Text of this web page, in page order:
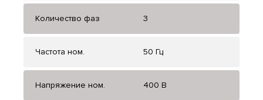
Количество фаз 3
Частота ном. 50 Гц
Напряжение ном. 400 В